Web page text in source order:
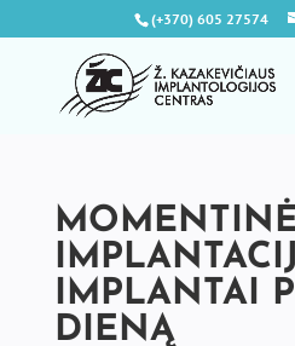
(+370) 605 27574
IMPLANTAI
DIENĄ